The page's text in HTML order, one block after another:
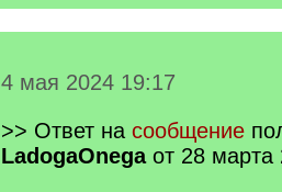
4 мая 2024 19:17
>> Ответ на сообщение
LadogaOnegaот 28 марта